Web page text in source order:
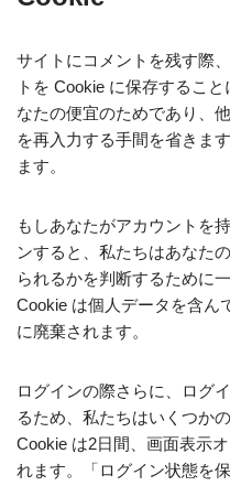
サイトにコメントを残す際
トを Cookie に保存するこ
なたの便宜のためであり、
を再入力する手間を省きま
ます。
もしあなたがアカウントを
ンすると、私たちはあなた
られるかを判断するために
Cookie は個人データを含ん
に廃棄されます。
ログインの際さらに、ログ
るため、私たちはいくつか
Cookie は2日間、画面表示
れます。「ログイン状態を